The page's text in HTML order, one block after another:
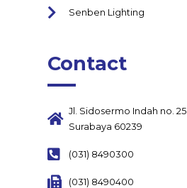
Senben Lighting
Contact
Jl. Sidosermo Indah no. 25
Surabaya 60239
(031) 8490300
(031) 8490400